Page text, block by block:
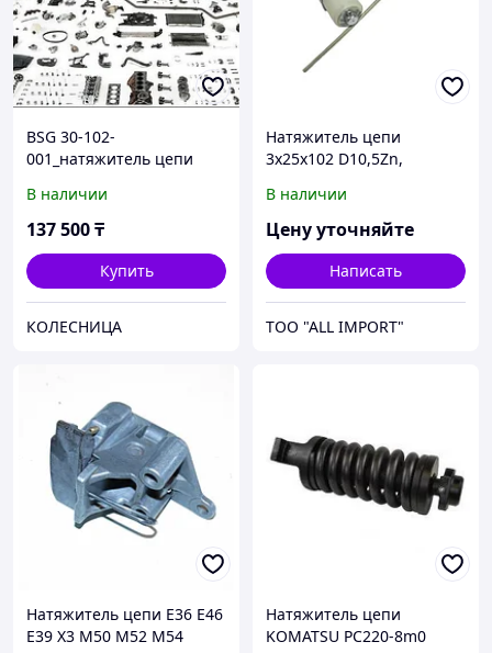
BSG 30-102-
001_натяжитель цепи
Duratorq-TDCI (120PC) 06>
В наличии
137 500₸
Купить
КОЛЕСНИЦА
Натяжитель цепи
3x25x102 D10,5Zn,
LEMKEN
В наличии
Цену уточняйте
Написать
TOO "ALL IMPORT"
Натяжитель цепи E36 E46
E39 X3 M50 M52 M54
Натяжитель цепи
KOMATSU PC220-8m0